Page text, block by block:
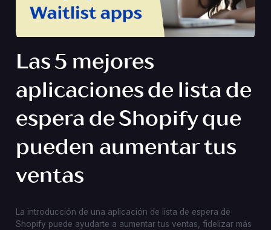
Las 5 mejores
aplicaciones de lista de
espera de Shopify que
pueden aumentar tus
ventas
La introducción de una aplicación de lista de espera de
Shopify puede ayudarte a aumentar tus ventas, fidelizar más